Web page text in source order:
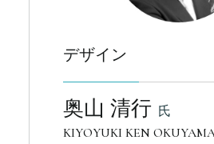
デザイン
奥山 清行 氏
KIYOYUKI KEN